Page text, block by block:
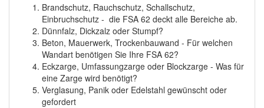
Brandschutz, Rauchschutz, Schallschutz,
Einbruchschutz - die FSA 62 deckt alle Bereiche ab.
Dünnfalz, Dickzalz oder Stumpf?
Beton, Mauerwerk, Trockenbauwand - Für welchen
Wandart benötigen Sie Ihre FSA 62?
Eckzarge, Umfassungzarge oder Blockzarge - Was für
eine Zarge wird benötigt?
Verglasung, Panik oder Edelstahl gewünscht oder
gefordert